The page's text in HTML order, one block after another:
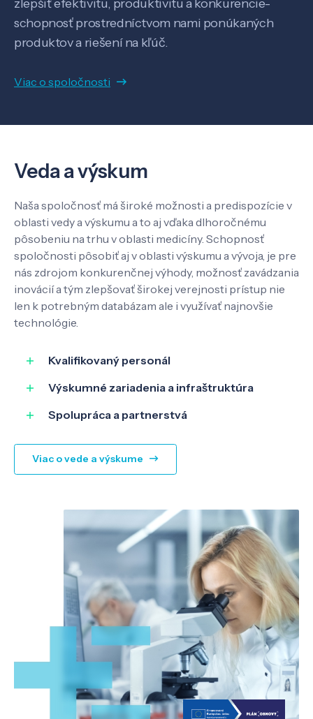
Veda a výskum
Pôsobenie
Know-how
O nás
Kontakt
zlepšiť efektivitu, produktivitu a konkurencie-
schopnosť prostredníctvom nami ponúkaných
produktov a riešení na kľúč.
Viac o spoločnosti
Veda a výskum
Naša spoločnosť má široké možnosti a predispozície v
oblasti vedy a výskumu a to aj vďaka dlhoročnému
pôsobeniu na trhu v oblasti medicíny. Schopnosť
spoločnosti pôsobiť aj v oblasti výskumu a vývoja, je pre
nás zdrojom konkurenčnej výhody, možnosť zavádzania
inovácií a tým zlepšovať širokej verejnosti prístup nie
len k potrebným databázam ale i využívať najnovšie
technológie.
Kvalifikovaný personál
Výskumné zariadenia a infraštruktúra
Spolupráca a partnerstvá
Viac o vede a výskume